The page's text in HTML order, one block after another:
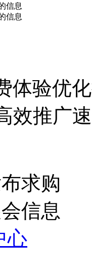
信息
信息
体验优
效推广
求购
信息
心